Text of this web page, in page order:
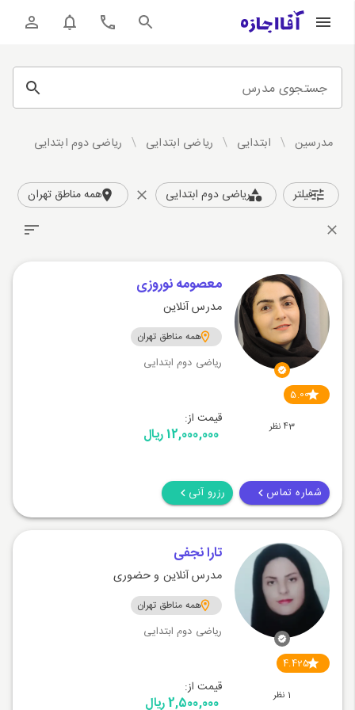
جستجوی مدرس
مدرسین / ابتدایی / ریاضی ابتدایی / ریاضی دوم ابتدایی
فیلتر ریاضی دوم ابتدایی همه مناطق تهران
5.00
43 نظر
معصومه نوروزی
مدرس آنلاین
همه مناطق تهران
ریاضی دوم ابتدایی
قیمت از:
12,000,000 ریال
شماره تماس رزرو آنی
4.425
1 نظر
تارا نجفی
مدرس آنلاین و حضوری
همه مناطق تهران
ریاضی دوم ابتدایی
قیمت از:
2,500,000 ریال